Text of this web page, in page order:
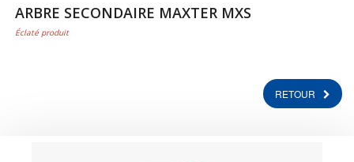
ARBRE SECONDAIRE MAXTER MXS
Éclaté produit
RETOUR